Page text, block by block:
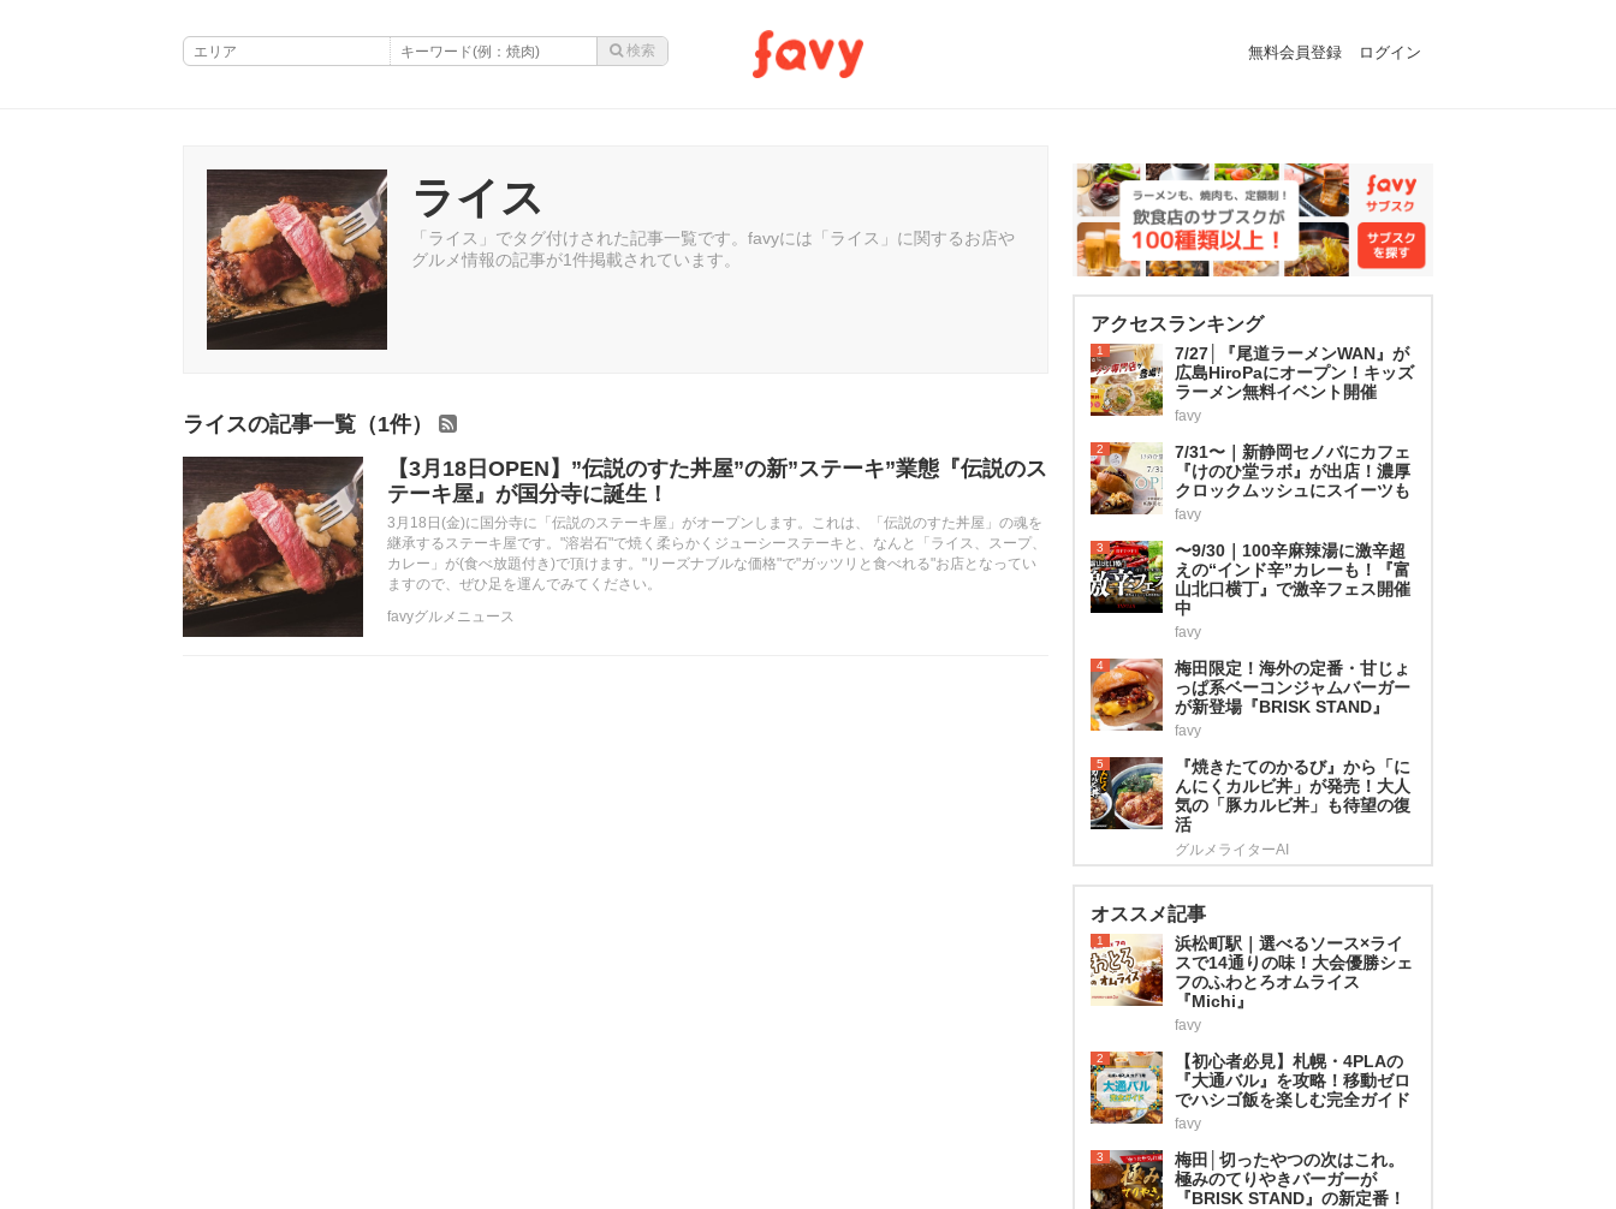
無料会員登録 ログイン
ライス
「ライス」でタグ付けされた記事一覧です。favyには「ライス」に関するお店や
グルメ情報の記事が1件掲載されています。
ライスの記事一覧（1件）
【3月18日OPEN】”伝説のすた丼屋”の新”ステーキ”業態『伝説のス
テーキ屋』が国分寺に誕生！
3月18日(金)に国分寺に「伝説のステーキ屋」がオープンします。これは、「伝説のすた丼屋」の魂を
継承するステーキ屋です。"溶岩石"で焼く柔らかくジューシーステーキと、なんと「ライス、スープ、
カレー」が(食べ放題付き)で頂けます。"リーズナブルな価格"で"ガッツリと食べれる"お店となってい
ますので、ぜひ足を運んでみてください。
favyグルメニュース
アクセスランキング
1
7/27│『尾道ラーメンWAN』が
広島HiroPaにオープン！キッズ
ラーメン無料イベント開催
favy
2
7/31〜｜新静岡セノバにカフェ
『けのひ堂ラボ』が出店！濃厚
クロックムッシュにスイーツも
favy
3
〜9/30｜100辛麻辣湯に激辛超
えの“インド辛”カレーも！『富
山北口横丁』で激辛フェス開催
中
favy
4
梅田限定！海外の定番・甘じょ
っぱ系ベーコンジャムバーガー
が新登場『BRISK STAND』
favy
5
『焼きたてのかるび』から「に
んにくカルビ丼」が発売！大人
気の「豚カルビ丼」も待望の復
活
グルメライターAI
オススメ記事
1
浜松町駅｜選べるソース×ライ
スで14通りの味！大会優勝シェ
フのふわとろオムライス
『Michi』
favy
2
【初心者必見】札幌・4PLAの
『大通バル』を攻略！移動ゼロ
でハシゴ飯を楽しむ完全ガイド
favy
3
梅田│切ったやつの次はこれ。
極みのてりやきバーガーが
『BRISK STAND』の新定番！